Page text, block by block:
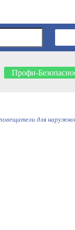
Профи-
для